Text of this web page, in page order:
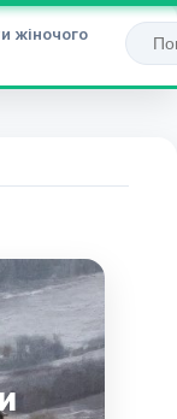
жіночого